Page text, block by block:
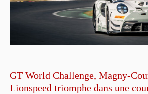
GT World Challenge, Magny-
Lionspeed triomphe dans une